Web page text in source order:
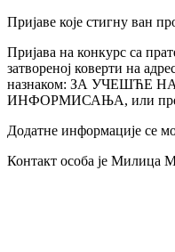
Пријаве које стигну ван
Пријава на конкурс са
затвореној коверти на
назнаком: ЗА УЧЕШЋЕ
ИНФОРМИСАЊА, или
Додатне информациjе се
Контакт особа је Милица